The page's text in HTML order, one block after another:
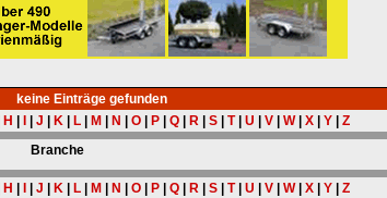
keine Einträge gefunden
H J K| L| M N O| P| Q| R| S| T| U V| W| X| Y| Z
Branche
H J K| L| M N O| P| Q| R| S| T| U V| W| X| Y| Z